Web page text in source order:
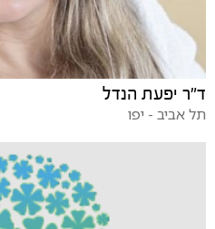
ד"ר יפעת הנדל
תל אביב - יפו